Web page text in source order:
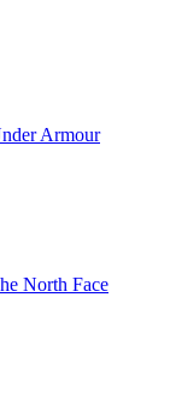
Armour
North Face